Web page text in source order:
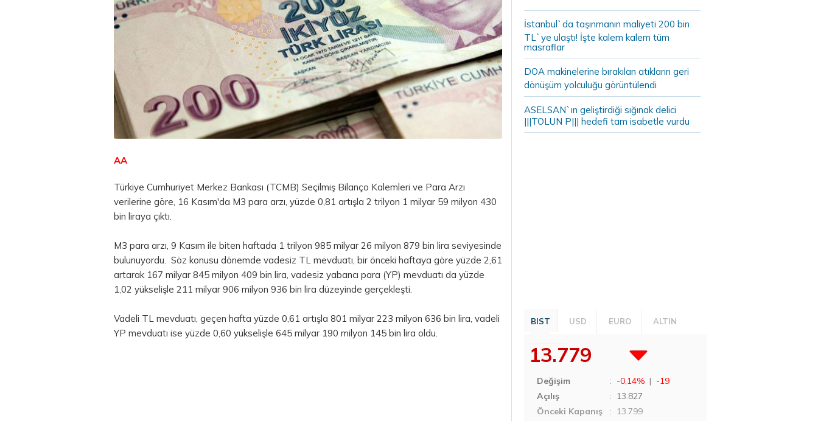
AA
Türkiye Cumhuriyet Merkez Bankası (TCMB) Seçilmiş Bilanço Kalemleri ve Para Arzı
verilerine göre, 16 Kasım'da M3 para arzı, yüzde 0,81 artışla 2 trilyon 1 milyar 59 milyon 430
bin liraya çıktı.
M3 para arzı, 9 Kasım ile biten haftada 1 trilyon 985 milyar 26 milyon 879 bin lira seviyesinde
bulunuyordu. Söz konusu dönemde vadesiz TL mevduatı, bir önceki haftaya göre yüzde 2,61
artarak 167 milyar 845 milyon 409 bin lira, vadesiz yabancı para (YP) mevduatı da yüzde
1,02 yükselişle 211 milyar 906 milyon 936 bin lira düzeyinde gerçekleşti.
Vadeli TL mevduatı, geçen hafta yüzde 0,61 artışla 801 milyar 223 milyon 636 bin lira, vadeli
YP mevduatı ise yüzde 0,60 yükselişle 645 milyar 190 milyon 145 bin lira oldu.
İstanbul`da taşınmanın maliyeti 200 bin
TL`ye ulaştı! İşte kalem kalem tüm
masraflar
DOA makinelerine bırakılan atıkların geri
dönüşüm yolculuğu görüntülendi
ASELSAN`ın geliştirdiği sığınak delici
|||TOLUN P||| hedefi tam isabetle vurdu
BIST USD EURO ALTIN
13.779
Değişim : -0,14% | -19
Açılış
: 13.827
Önceki Kapanış
: 13.799